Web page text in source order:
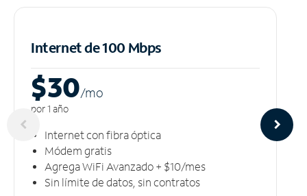
Internet de 100 Mbps
$30/mo
por 1 año
Internet con fibra óptica
Módem gratis
Agrega WiFi Avanzado + $10/mes
Sin límite de datos, sin contratos